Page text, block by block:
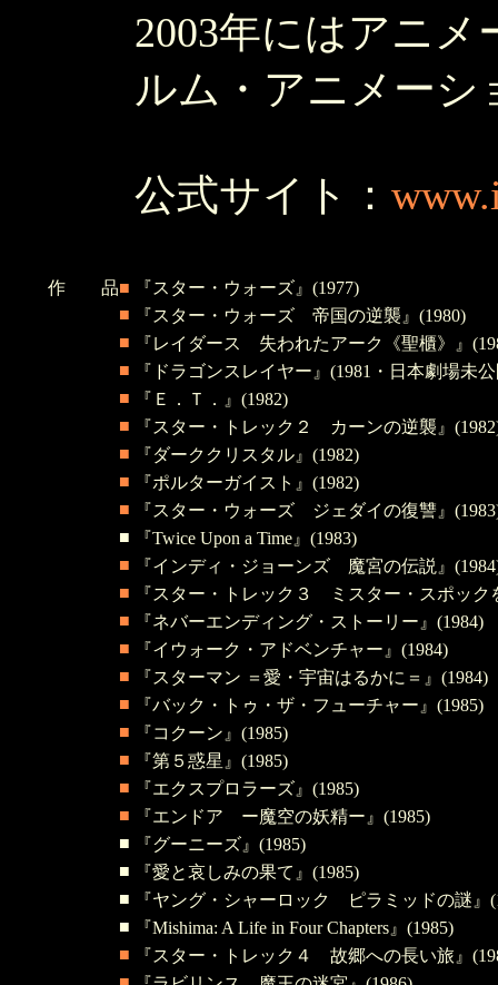
2003年にはアニ
ルム・アニメーシ
公式サイト：
作 品■
『スター・ウォーズ』(1977)
■
『スター・ウォーズ 帝国の逆襲』(1980)
■
『レイダース 失われたアーク《聖櫃》』
■
『ドラゴンスレイヤー』(1981・日本劇場未
■
『Ｅ．Ｔ．』(1982)
■
『スター・トレック２ カーンの逆襲』
■
『ダーククリスタル』(1982)
■
『ポルターガイスト』(1982)
■
『スター・ウォーズ ジェダイの復讐』
■
『Twice Upon a Time』(1983)
■
『インディ・ジョーンズ 魔宮の伝説』
■
『スター・トレック３ ミスター・スポック
■
『ネバーエンディング・ストーリー』(1984)
■
『イウォーク・アドベンチャー』(1984)
■
『スターマン ＝愛・宇宙はるかに＝』(1984)
■
『バック・トゥ・ザ・フューチャー』(1985)
■
『コクーン』(1985)
■
『第５惑星』(1985)
■
『エクスプロラーズ』(1985)
■
『エンドア ー魔空の妖精ー』(1985)
■
『グーニーズ』(1985)
■
『愛と哀しみの果て』(1985)
■
『ヤング・シャーロック ピラミッドの謎』
■
『Mishima: A Life in Four Chapters』(1985)
■
『スター・トレック４ 故郷への長い旅』